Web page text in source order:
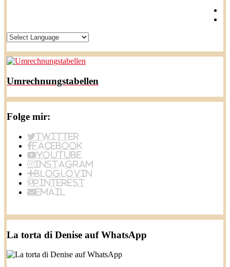
Umrechnungstabellen
Folge mir:
Twitter
Facebook
YouTube
Instagram
BlogLovin
Pinterest
Email
La torta di Denise auf WhatsApp